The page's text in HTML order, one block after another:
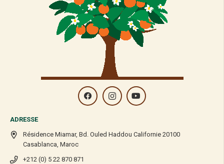
ADRESSE
Résidence Miamar, Bd. Ouled Haddou Californie 20100
Casablanca, Maroc
+212 (0) 5 22 870 871